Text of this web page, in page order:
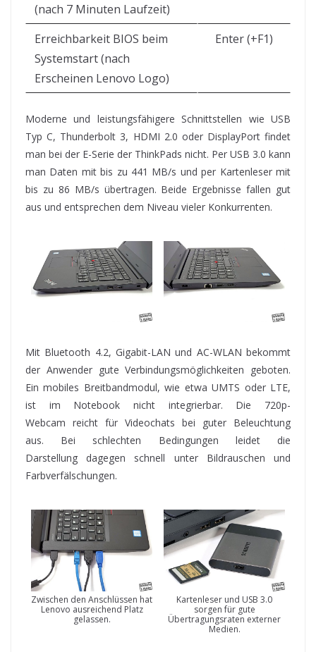
(nach 7 Minuten Laufzeit)
Erreichbarkeit BIOS beim
Systemstart (nach
Erscheinen Lenovo Logo)
Enter (+F1)
Moderne und leistungsfähigere Schnittstellen wie USB
Typ C, Thunderbolt 3, HDMI 2.0 oder DisplayPort findet
man bei der E-Serie der ThinkPads nicht. Per USB 3.0 kann
man Daten mit bis zu 441 MB/s und per Kartenleser mit
bis zu 86 MB/s übertragen. Beide Ergebnisse fallen gut
aus und entsprechen dem Niveau vieler Konkurrenten.
Mit Bluetooth 4.2, Gigabit-LAN und AC-WLAN bekommt
der Anwender gute Verbindungsmöglichkeiten geboten.
Ein mobiles Breitbandmodul, wie etwa UMTS oder LTE,
ist im Notebook nicht integrierbar. Die 720p-
Webcam reicht für Videochats bei guter Beleuchtung
aus. Bei schlechten Bedingungen leidet die
Darstellung dagegen schnell unter Bildrauschen und
Farbverfälschungen.
Zwischen den Anschlüssen hat
Lenovo ausreichend Platz
gelassen.
Kartenleser und USB 3.0
sorgen für gute
Übertragungsraten externer
Medien.